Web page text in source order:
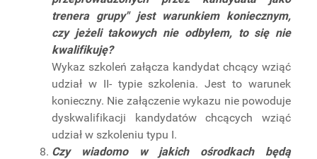
trenera grupy" jest warunkiem koniecznym,
czy jeżeli takowych nie odbyłem, to się nie
kwalifikuję?
Wykaz szkoleń załącza kandydat chcący wziąć
udział w II- typie szkolenia. Jest to warunek
konieczny. Nie załączenie wykazu nie powoduje
dyskwalifikacji kandydatów chcących wziąć
udział w szkoleniu typu I.
Czy wiadomo w jakich ośrodkach będą